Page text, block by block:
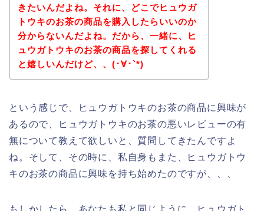
きたいんだよね。それに、どこでヒュウガ
トウキのお茶の商品を購入したらいいのか
分からないんだよね。だから、一緒に、ヒ
ュウガトウキのお茶の商品を探してくれる
と嬉しいんだけど、、(･∀･`*)
という感じで、ヒュウガトウキのお茶の商品に興味が
あるので、ヒュウガトウキのお茶の悪いレビューの有
無について教えて欲しいと、質問してきたんですよ
ね。そして、その時に、私自身もまた、ヒュウガトウ
キのお茶の商品に興味を持ち始めたのですが、、、
もしかしたら、あなたも私と同じように、ヒュウガト